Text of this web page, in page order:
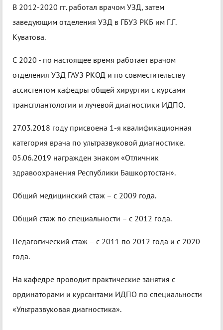
В 2012-2020 гг. работал врачом УЗД, затем
заведующим отделения УЗД в ГБУЗ РКБ им Г.Г.
Куватова.
С 2020 - по настоящее время работает врачом
отделения УЗД ГАУЗ РКОД и по совместительству
ассистентом кафедры общей хирургии с курсами
трансплантологии и лучевой диагностики ИДПО.
27.03.2018 году присвоена 1-я квалификационная
категория врача по ультразвуковой диагностике.
05.06.2019 награжден знаком «Отличник
здравоохранения Республики Башкортостан».
Общий медицинский стаж – с 2009 года.
Общий стаж по специальности – с 2012 года.
Педагогический стаж – с 2011 по 2012 года и с 2020
года.
На кафедре проводит практические занятия с
ординаторами и курсантами ИДПО по специальности
«Ультразвуковая диагностика».